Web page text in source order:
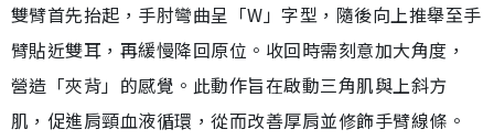
雙臂首先抬起，手肘彎曲呈「W」字型，隨後向上推舉至手
臂貼近雙耳，再緩慢降回原位。收回時需刻意加大角度，
營造「夾背」的感覺。此動作旨在啟動三角肌與上斜方
肌，促進肩頸血液循環，從而改善厚肩並修飾手臂線條。